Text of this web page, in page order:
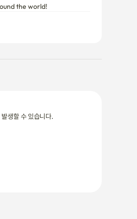
the world!
생할 수 있습니다.